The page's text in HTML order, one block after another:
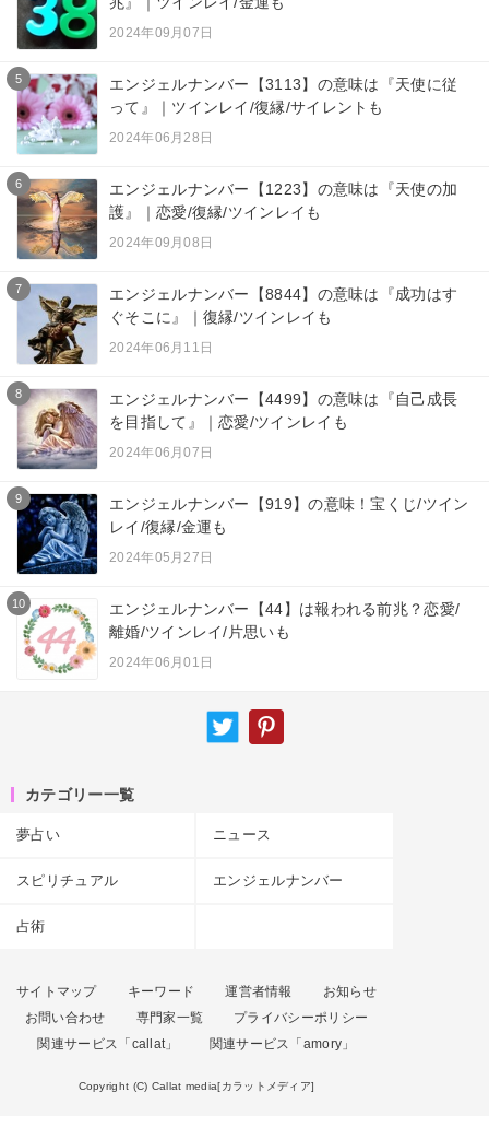
2024年09月07日
5
エンジェルナンバー【3113】の意味は『天使に従
って』｜ツインレイ/復縁/サイレントも
2024年06月28日
6
エンジェルナンバー【1223】の意味は『天使の加
護』｜恋愛/復縁/ツインレイも
2024年09月08日
7
エンジェルナンバー【8844】の意味は『成功はす
ぐそこに』｜復縁/ツインレイも
2024年06月11日
8
エンジェルナンバー【4499】の意味は『自己成長
を目指して』｜恋愛/ツインレイも
2024年06月07日
9
エンジェルナンバー【919】の意味！宝くじ/ツイン
レイ/復縁/金運も
2024年05月27日
10
エンジェルナンバー【44】は報われる前兆？恋愛/
離婚/ツインレイ/片思いも
2024年06月01日
カテゴリー一覧
夢占い ニュース
スピリチュアル エンジェルナンバー
占術
サイトマップ キーワード 運営者情報
お知らせ
お問い合わせ
専門家一覧
プライバシーポリシー
関連サービス「callat」
関連サービス「amory」
Copyright (C) Callat media[カラットメディア]